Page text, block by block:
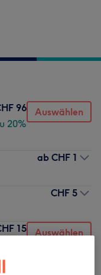
96
20%
Auswählen
ab CHF 1
CHF 5
15 Auswählen
25